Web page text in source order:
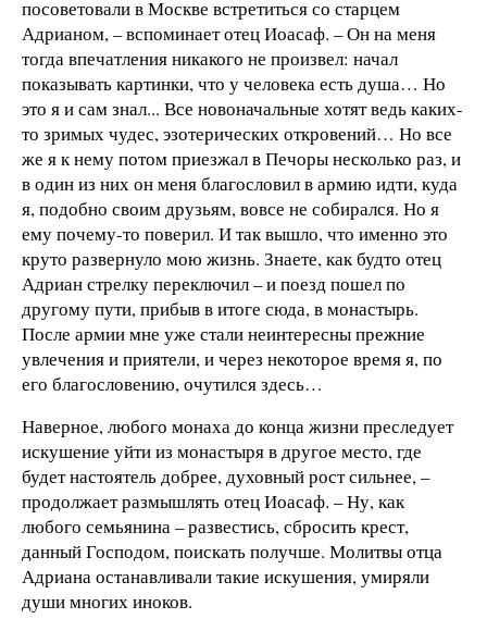
посоветовали в Москве встретиться со старцем
Адрианом, – вспоминает отец Иоасаф. – Он на меня
тогда впечатления никакого не произвел: начал
показывать картинки, что у человека есть душа… Но
это я и сам знал... Все новоначальные хотят ведь каких-
то зримых чудес, эзотерических откровений… Но все
же я к нему потом приезжал в Печоры несколько раз, и
в один из них он меня благословил в армию идти, куда
я, подобно своим друзьям, вовсе не собирался. Но я
ему почему-то поверил. И так вышло, что именно это
круто развернуло мою жизнь. Знаете, как будто отец
Адриан стрелку переключил – и поезд пошел по
другому пути, прибыв в итоге сюда, в монастырь.
После армии мне уже стали неинтересны прежние
увлечения и приятели, и через некоторое время я, по
его благословению, очутился здесь…
Наверное, любого монаха до конца жизни преследует
искушение уйти из монастыря в другое место, где
будет настоятель добрее, духовный рост сильнее, –
продолжает размышлять отец Иоасаф. – Ну, как
любого семьянина – развестись, сбросить крест,
данный Господом, поискать получше. Молитвы отца
Адриана останавливали такие искушения, умиряли
души многих иноков.